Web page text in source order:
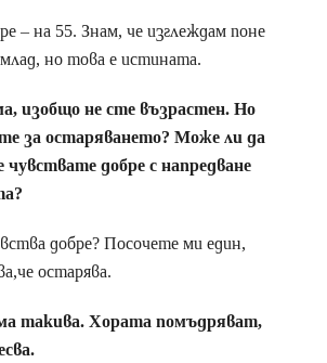
на 55. Знам, че изглеждам поне
но това е истината.
изобщо не сте възрастен. Но
за остаряването? Може ли да
чувствате добре с напредване
добре? Посочете ми един,
остарява.
такива. Хората помъдряват,